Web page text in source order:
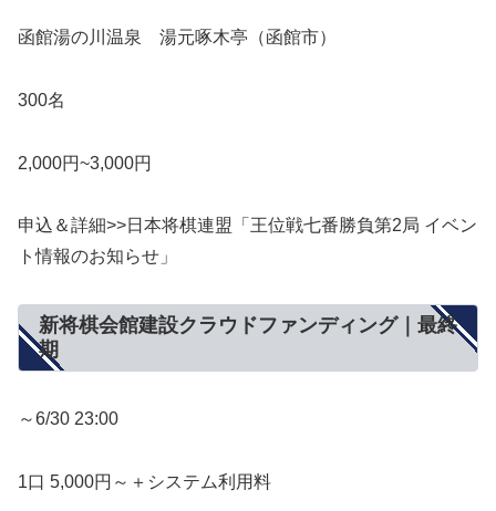
函館湯の川温泉 湯元啄木亭（函館市）
300名
2,000円~3,000円
申込＆詳細>>日本将棋連盟「王位戦七番勝負第2局 イベン
ト情報のお知らせ」
新将棋会館建設クラウドファンディング｜最終
期
～6/30 23:00
1口 5,000円～＋システム利用料